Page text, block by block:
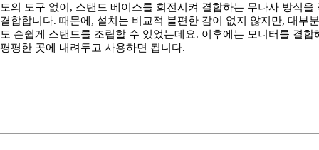
도의 도구 없이, 스탠드 베이스를 회전시켜 결합하는 무나사 방식
결합합니다. 때문에, 설치는 비교적 불편한 감이 없지 않지만, 대부
도 손쉽게 스탠드를 조립할 수 있었는데요. 이후에는 모니터를 결
평평한 곳에 내려두고 사용하면 됩니다.